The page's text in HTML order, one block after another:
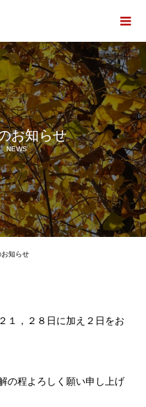
お知らせ
NEWS
お知らせ
１，２８日に加え２日をお
の程よろしく願い申し上げ